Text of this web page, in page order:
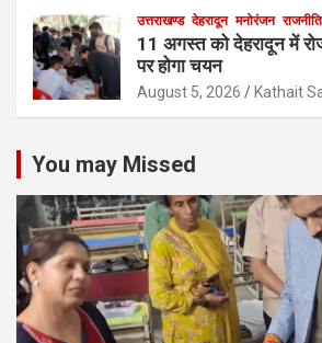
उत्तराखण्ड देहरादून मनोरंजन राजनीति
11 अगस्त को देहरादून में
पर होगा चयन
August 5, 2026 Kathait
You may Missed